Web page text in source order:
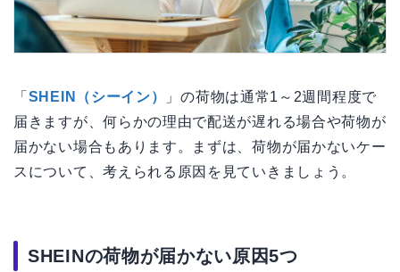
「 SHEIN（シーイン）
」の荷物は通常1～2週間程度で
届きますが、何らかの理由で配送が遅れる場合や荷物が
届かない場合もあります。まずは、荷物が届かないケー
スについて、考えられる原因を見ていきましょう。
SHEINの荷物が届かない原因5つ